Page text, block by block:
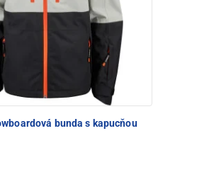
bunda s kapucňou